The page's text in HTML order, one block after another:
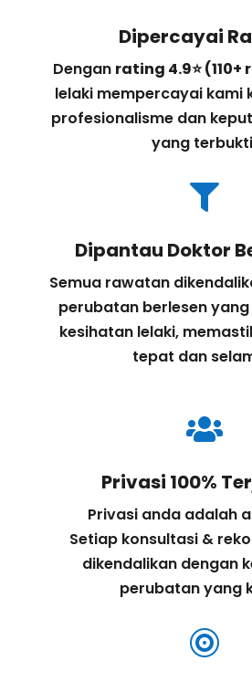
Dipercayai
Dengan rating 4.9⭐ (110+
lelaki mempercayai kami
profesionalisme dan
yang

Dipantau Doktor
Semua rawatan
perubatan berlesen
kesihatan lelaki,
tepat dan

Privasi 100%
Privasi anda adalah
Setiap konsultasi &
dikendalikan dengan
perubatan yang
